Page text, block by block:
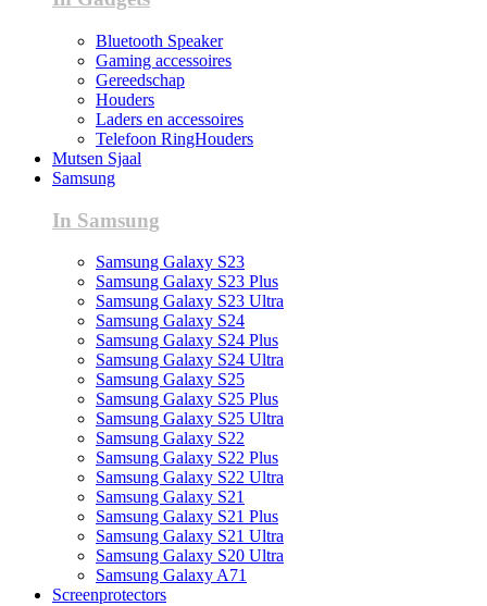
Bluetooth Speaker
Gaming accessoires
Gereedschap
Houders
Laders en accessoires
Telefoon RingHouders
Mutsen Sjaal
Samsung
In Samsung
Samsung Galaxy S23
Samsung Galaxy S23 Plus
Samsung Galaxy S23 Ultra
Samsung Galaxy S24
Samsung Galaxy S24 Plus
Samsung Galaxy S24 Ultra
Samsung Galaxy S25
Samsung Galaxy S25 Plus
Samsung Galaxy S25 Ultra
Samsung Galaxy S22
Samsung Galaxy S22 Plus
Samsung Galaxy S22 Ultra
Samsung Galaxy S21
Samsung Galaxy S21 Plus
Samsung Galaxy S21 Ultra
Samsung Galaxy S20 Ultra
Samsung Galaxy A71
Screenprotectors